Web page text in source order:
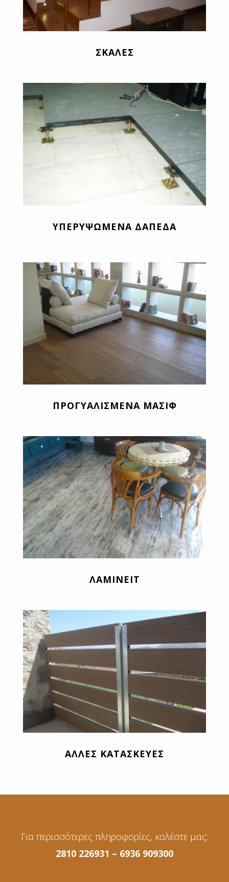
ΣΚΑΛΕΣ
ΥΠΕΡΥΨΩΜΕΝΑ ΔΑΠΕΔΑ
ΠΡΟΓΥΑΛΙΣΜΕΝΑ ΜΑΣΙΦ
ΛΑΜΙΝΕΙΤ
ΑΛΛΕΣ ΚΑΤΑΣΚΕΥΕΣ
Για περισσότερες πληροφορίες, καλέστε μας:
2810 226931 – 6936 909300